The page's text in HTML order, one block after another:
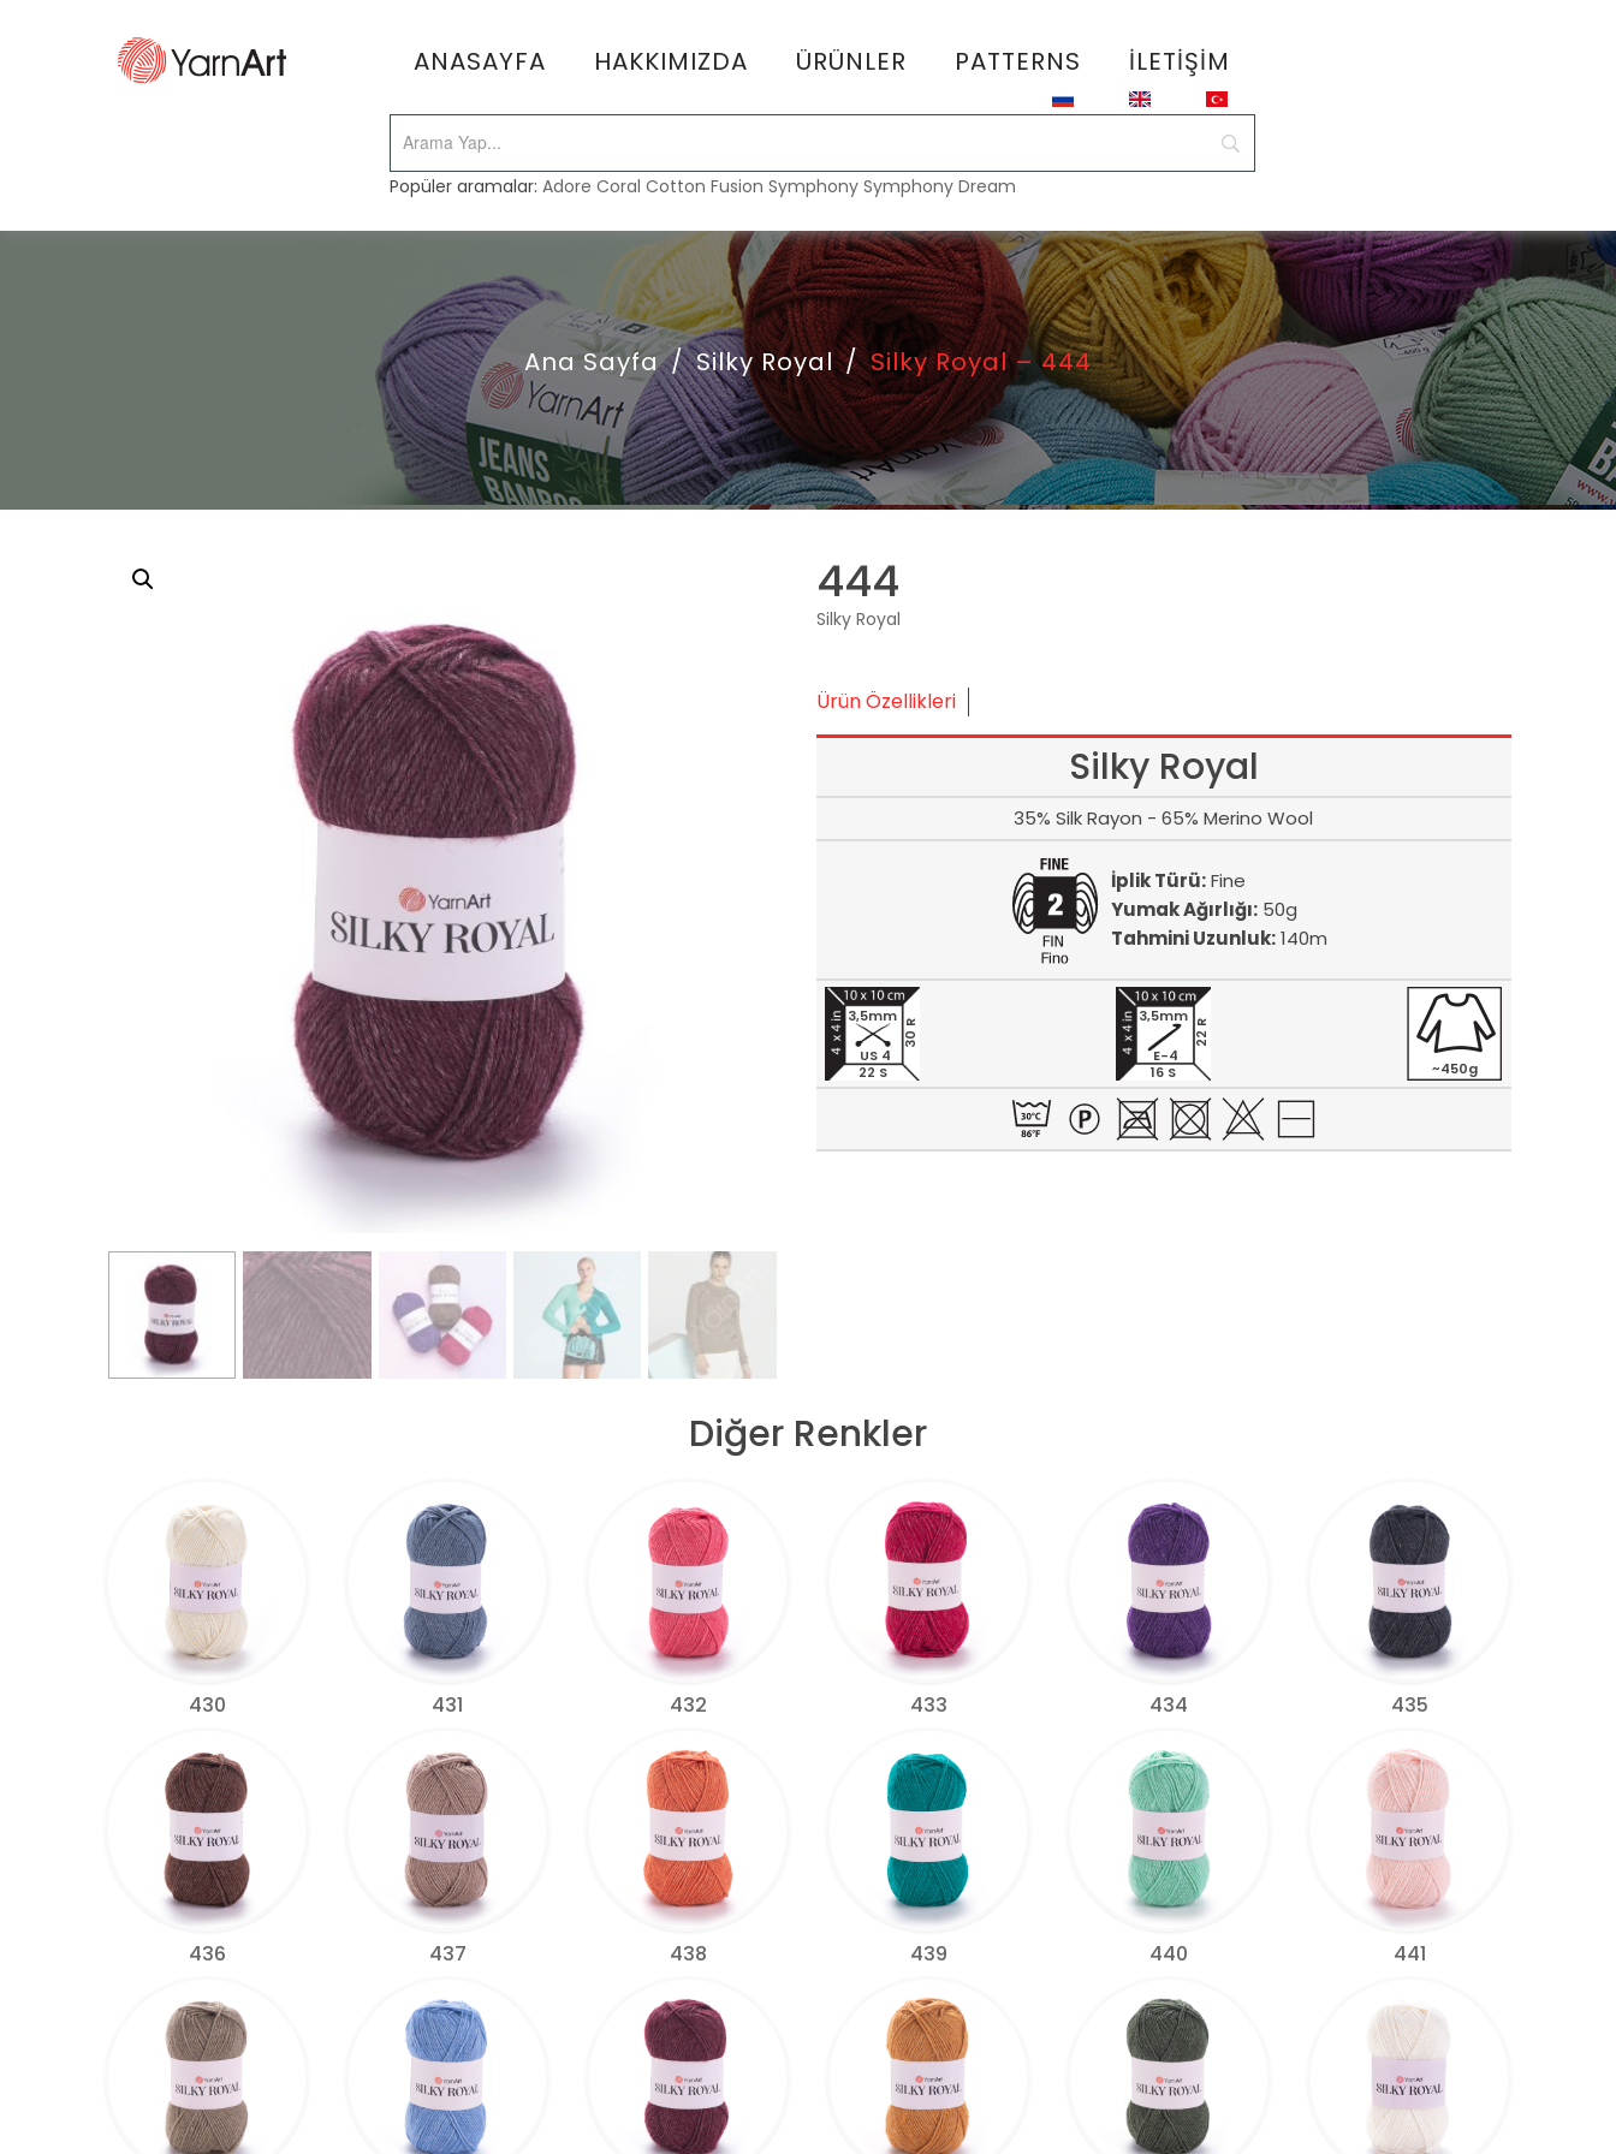
ANASAYFA HAKKIMIZDA ÜRÜNLER PATTERNS İLETIŞIM
Popüler aramalar:Adore Coral Cotton Fusion Symphony Symphony Dream
Ana Sayfa / Silky Royal / Silky Royal – 444
444
Silky Royal
Ürün Özellikleri
Silky Royal
35% Silk Rayon - 65% Merino Wool
İplik Türü:Fine
Yumak Ağırlığı:50g
Tahmini Uzunluk:140m
22 S
30 R
3,5mm
US 4
16 S
22 R
3,5mm
E-4
~450g
Diğer Renkler
430 431 432 433 434 435
436 437 438 439 440 441